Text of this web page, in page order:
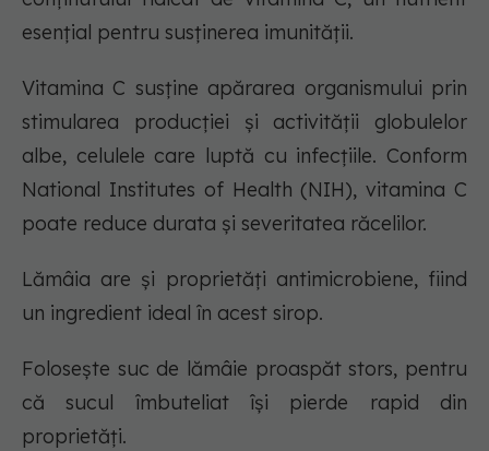
esențial pentru susținerea imunității.
Vitamina C susține apărarea organismului prin
stimularea producției și activității globulelor
albe, celulele care luptă cu infecțiile. Conform
National Institutes of Health (NIH), vitamina C
poate reduce durata și severitatea răcelilor.
Lămâia are și proprietăți antimicrobiene, fiind
un ingredient ideal în acest sirop.
Folosește suc de lămâie proaspăt stors, pentru
că sucul îmbuteliat își pierde rapid din
proprietăți.